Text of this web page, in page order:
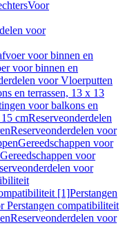
Voor
voor
voor binnen en
voor binnen en
voor Vloerputten
en terrassen, 13 x 13
voor balkons en
cmReserveonderdelen
Reserveonderdelen voor
Gereedschappen voor
voor
voor
[1]Perstangen
Perstangen compatibiliteit
Reserveonderdelen voor